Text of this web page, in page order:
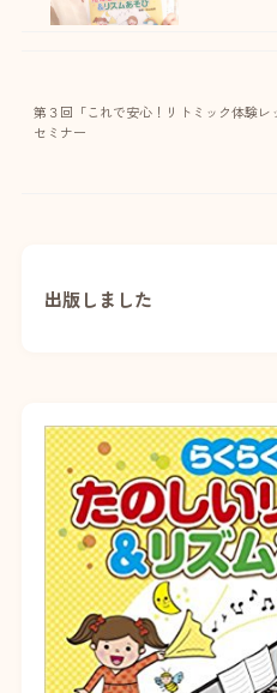
第３回「これで安心！リトミック体験レ
セミナー
出版しました